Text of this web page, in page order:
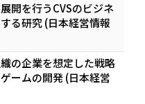
開を行うCVSのビジネ
る研究 (日本経営情報
の企業を想定した戦略
ームの開発 (日本経営